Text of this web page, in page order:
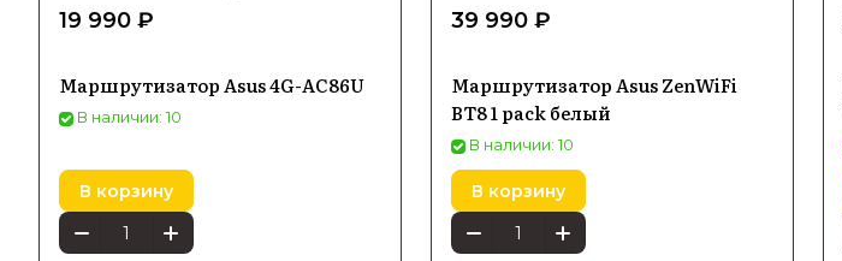
19 990 ₽
Маршрутизатор Asus 4G-AC86U
В наличии: 10
В корзину
39 990 ₽
Маршрутизатор Asus ZenWiFi
BT8 1 pack белый
В наличии: 10
В корзину